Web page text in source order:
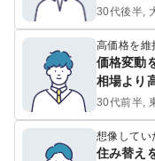
30代後半,
高価格を維
価格変動
相場より
30代前半,
想像してい
住み替え